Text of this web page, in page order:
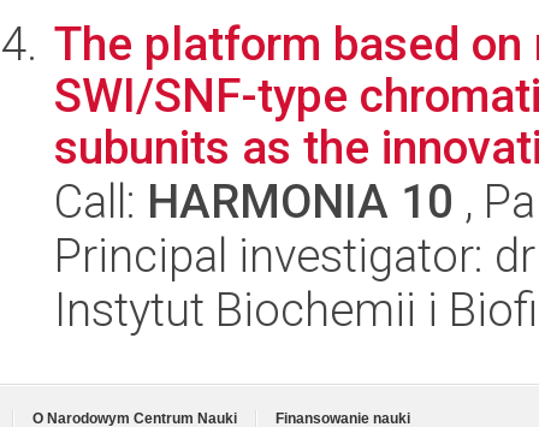
The platform based
SWI/SNF-type
subunits as the
Call: HARMONIA 10 ,
Principal investigator:
Instytut Biochemii i
O Narodowym Centrum Nauki
Finansowanie nauki